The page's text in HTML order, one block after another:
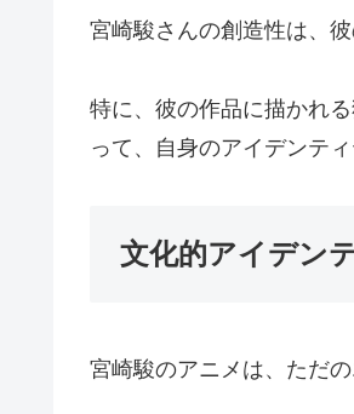
宮崎駿さんの創造性は、
特に、彼の作品に描かれ
って、自身のアイデンテ
文化的アイデン
宮崎駿のアニメは、ただ